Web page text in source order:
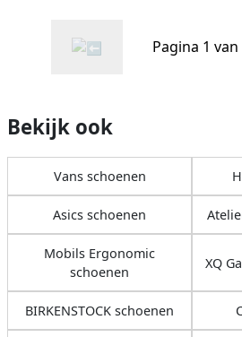
Pagina 1 van
Bekijk ook
Vans schoenen
Asics schoenen
Mobils Ergonomic
schoenen
XQ
BIRKENSTOCK schoenen